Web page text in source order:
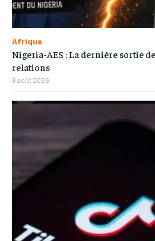
Afrique
Nigeria-AES : La dernière sortie
relations
8 août 2026